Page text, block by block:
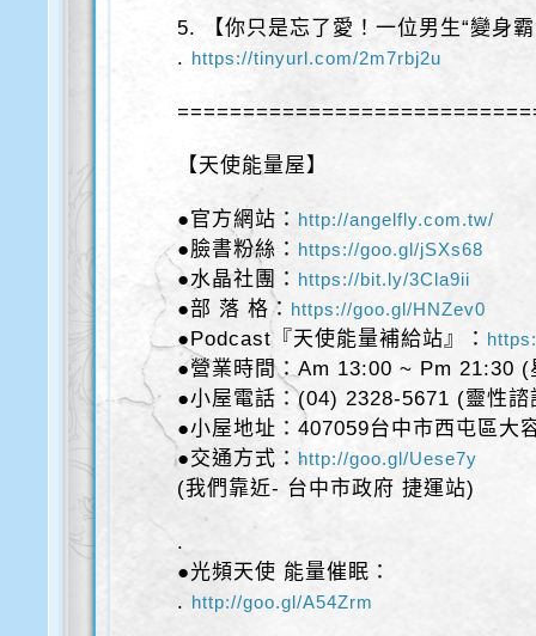
5. 【你只是忘了愛！一位男生“變身
. https://tinyurl.com/2m7rbj2u
【天使能量屋】
●官方網站： http://angelfly.com.tw/
●臉書粉絲： https://goo.gl/jSXs68
●水晶社團： https://bit.ly/3Cla9ii
●部 落 格： https://goo.gl/HNZev0
●Podcast『天使能量補給站』：
●營業時間：Am 13:00 ~ Pm 21:30 (
●小屋電話：(04) 2328-5671 (靈性
●小屋地址：407059台中市西屯區大
●交通方式： http://goo.gl/Uese7y
(我們靠近- 台中市政府 捷運站)
.
●光頻天使 能量催眠：
. http://goo.gl/A54Zrm